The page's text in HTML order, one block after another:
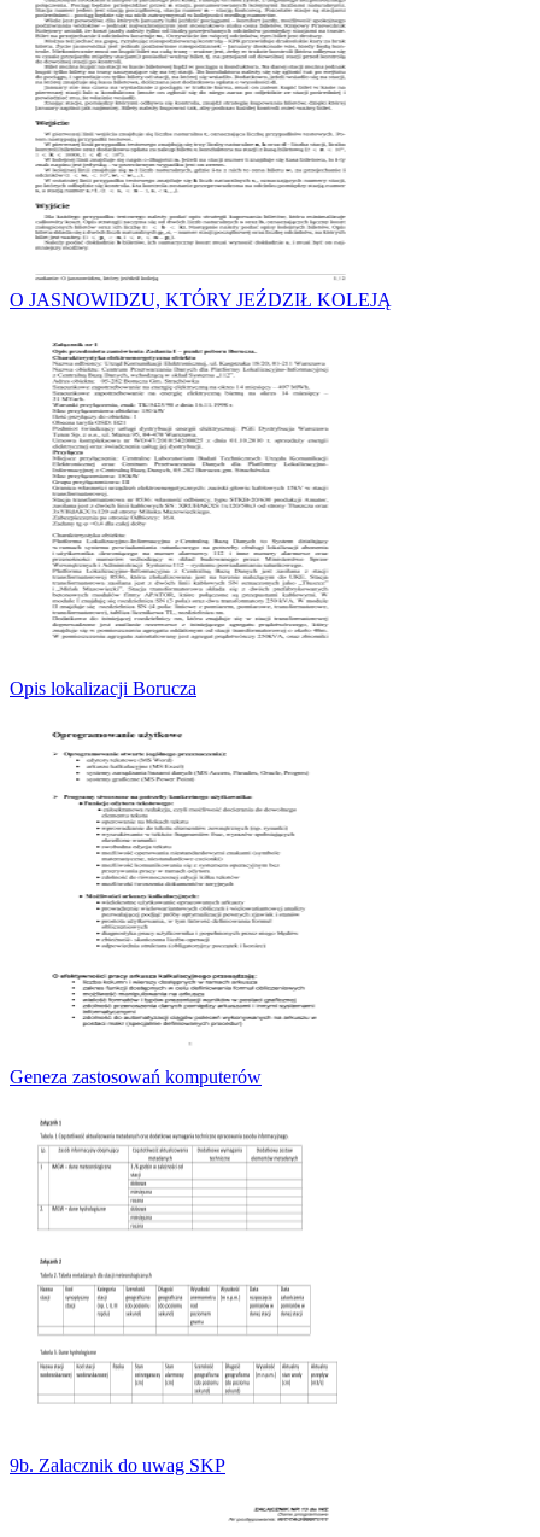
O JASNOWIDZU, KTÓRY JEŹDZIŁ KOLEJĄ
Opis lokalizacji Borucza
Geneza zastosowań komputerów
9b. Zalacznik do uwag SKP